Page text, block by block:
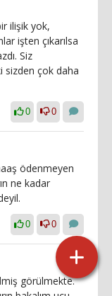
ilişik yok,
işten çıkarılsa
Siz
sizden çok daha
0 0
ödenmeyen
ne kadar
0 0
görülmekte.